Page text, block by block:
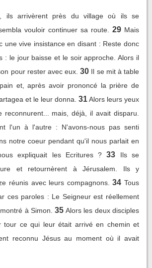
ils arrivèrent près du village où ils se
vouloir continuer sa route.
29 Mais
une vive insistance en disant : Reste donc
: le jour baisse et le soir approche. Alors il
pour rester avec eux. 30 Il se mit à table
et, après avoir prononcé la prière de
et le leur donna. 31Alors leurs yeux
reconnurent... mais, déjà, il avait disparu.
l'un à l'autre : N'avons-nous pas senti
notre coeur pendant qu'il nous parlait en
expliquait les Ecritures ? 33
Ils se
et retournèrent à Jérusalem. Ils y
réunis avec leurs compagnons. 34 Tous
ces paroles : Le Seigneur est réellement
à Simon. 35 Alors les deux disciples
tour ce qui leur était arrivé en chemin et
reconnu Jésus au moment où il avait